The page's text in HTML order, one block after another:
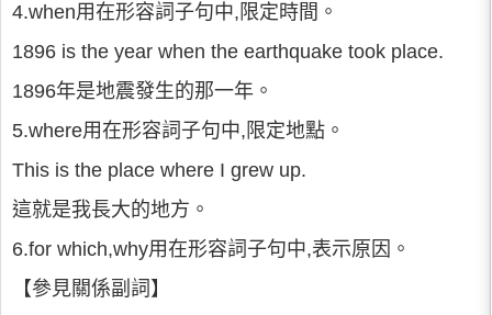
4.when用在形容詞子句中,限定時間。
1896 is the year when the earthquake took place.
1896年是地震發生的那一年。
5.where用在形容詞子句中,限定地點。
This is the place where I grew up.
這就是我長大的地方。
6.for which,why用在形容詞子句中,表示原因。
【參見關係副詞】